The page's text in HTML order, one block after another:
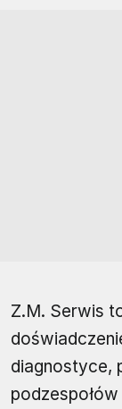
Z.M. Serwis
diagnostyce,